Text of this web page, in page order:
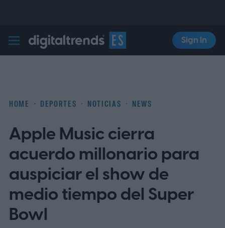
Digital Trends Español
Sign In
HOME DEPORTES NOTICIAS NEWS
Apple Music cierra
acuerdo millonario para
auspiciar el show de
medio tiempo del Super
Bowl